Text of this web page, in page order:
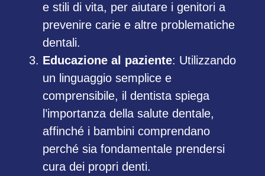
e stili di vita, per aiutare i genitori a
prevenire carie e altre problematiche
dentali.
Educazione al paziente: Utilizzando
un linguaggio semplice e
comprensibile, il dentista spiega
l’importanza della salute dentale,
affinché i bambini comprendano
perché sia fondamentale prendersi
cura dei propri denti.